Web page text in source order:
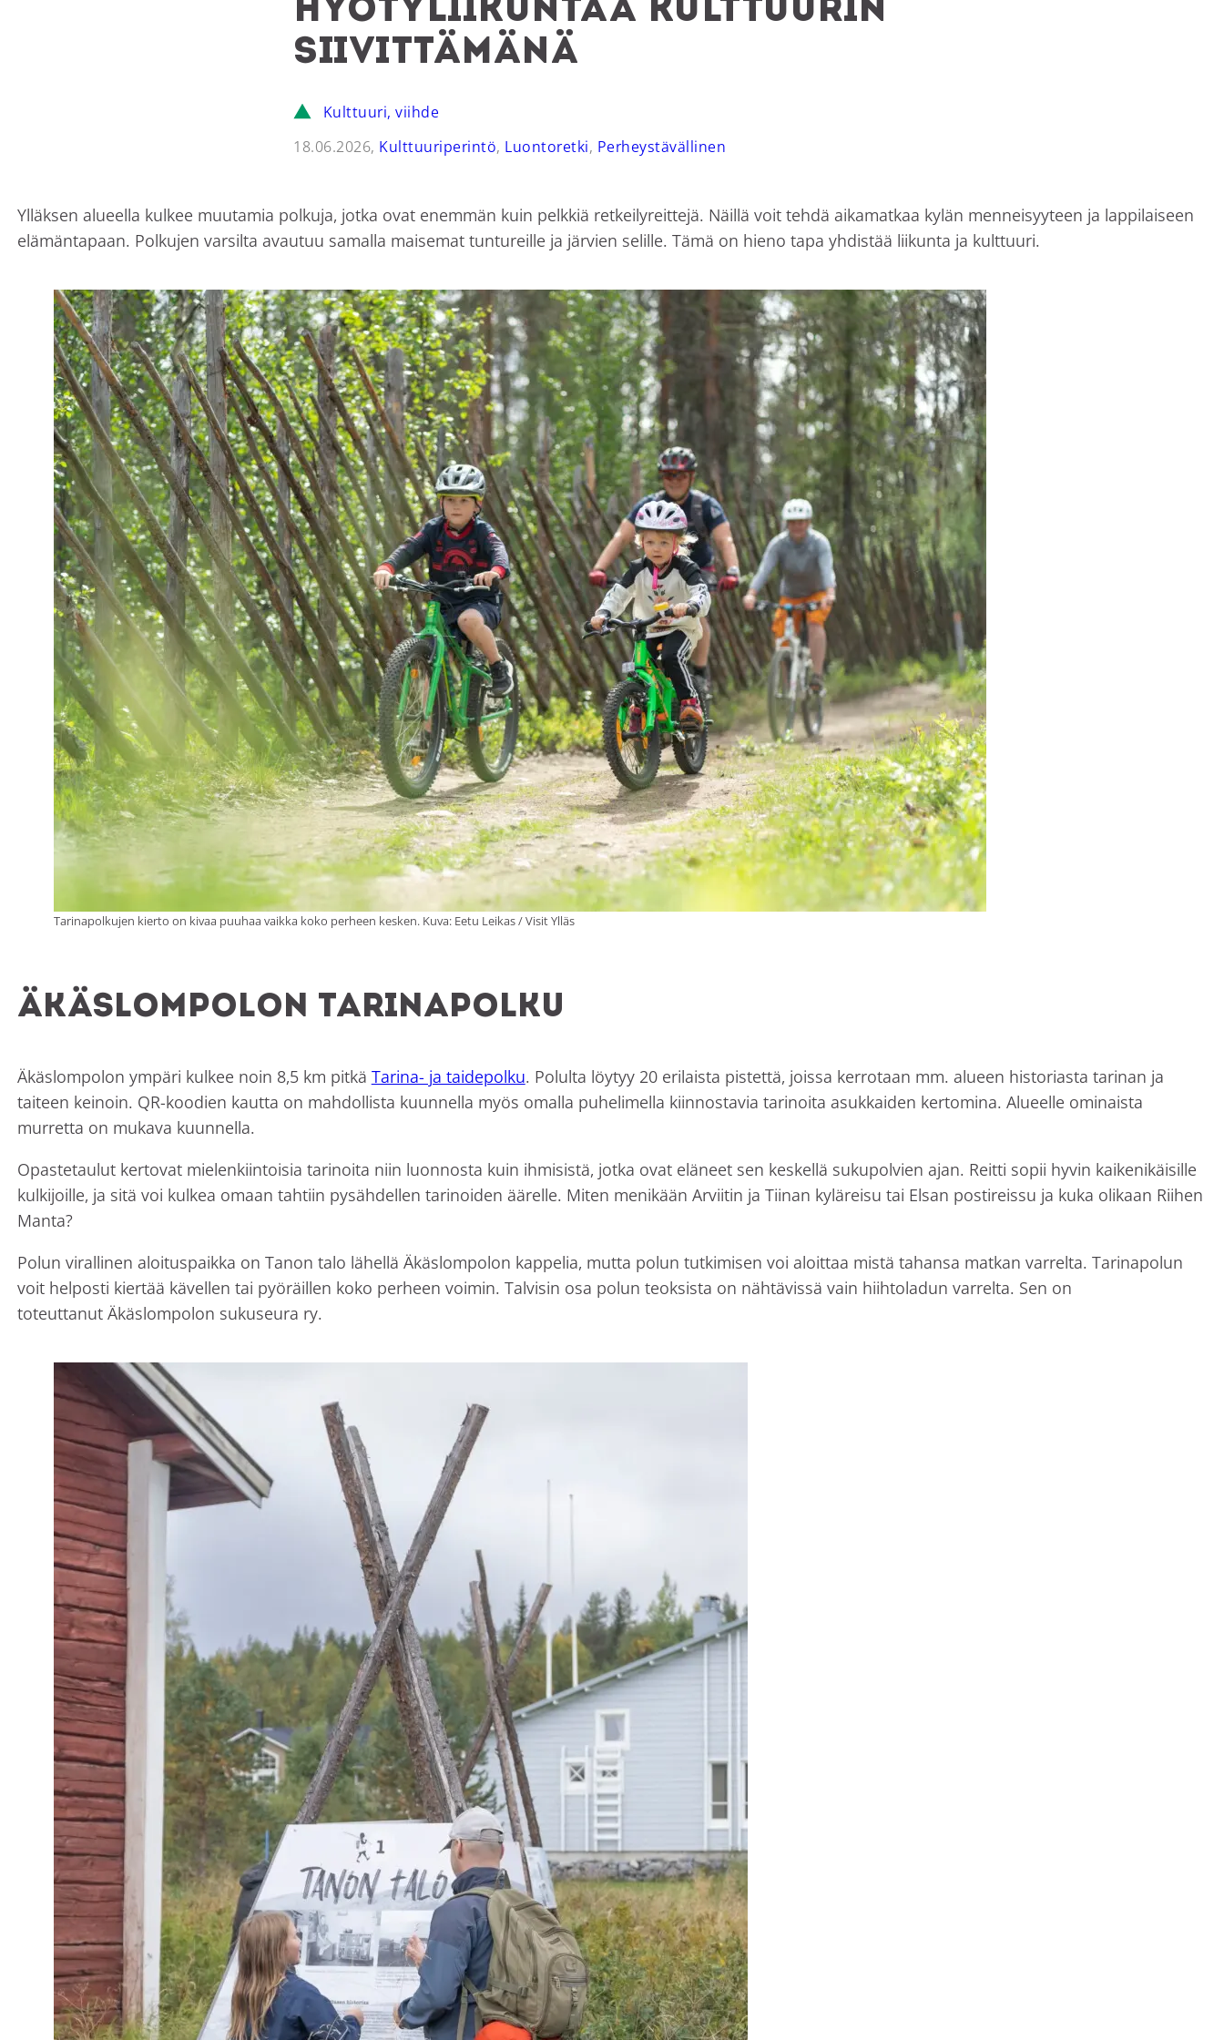
Hyötyliikuntaa kulttuurin
siivittämänä
Kulttuuri, viihde
18.06.2026, Kulttuuriperintö, Luontoretki, Perheystävällinen
Ylläksen alueella kulkee muutamia polkuja, jotka ovat enemmän kuin pelkkiä retkeilyreittejä. Näillä voit tehdä aikamatkaa kylän menneisyyteen ja lappilaiseen
elämäntapaan. Polkujen varsilta avautuu samalla maisemat tuntureille ja järvien selille. Tämä on hieno tapa yhdistää liikunta ja kulttuuri.
Tarinapolkujen kierto on kivaa puuhaa vaikka koko perheen kesken. Kuva: Eetu Leikas / Visit Ylläs
Äkäslompolon tarinapolku
Äkäslompolon ympäri kulkee noin 8,5 km pitkä Tarina- ja taidepolku. Polulta löytyy 20 erilaista pistettä, joissa kerrotaan mm. alueen historiasta tarinan ja
taiteen keinoin. QR-koodien kautta on mahdollista kuunnella myös omalla puhelimella kiinnostavia tarinoita asukkaiden kertomina. Alueelle ominaista
murretta on mukava kuunnella.
Opastetaulut kertovat mielenkiintoisia tarinoita niin luonnosta kuin ihmisistä, jotka ovat eläneet sen keskellä sukupolvien ajan. Reitti sopii hyvin kaikenikäisille
kulkijoille, ja sitä voi kulkea omaan tahtiin pysähdellen tarinoiden äärelle. Miten menikään Arviitin ja Tiinan kyläreisu tai Elsan postireissu ja kuka olikaan Riihen
Manta?
Polun virallinen aloituspaikka on Tanon talo lähellä Äkäslompolon kappelia, mutta polun tutkimisen voi aloittaa mistä tahansa matkan varrelta. Tarinapolun
voit helposti kiertää kävellen tai pyöräillen koko perheen voimin. Talvisin osa polun teoksista on nähtävissä vain hiihtoladun varrelta. Sen on
toteuttanut Äkäslompolon sukuseura ry.